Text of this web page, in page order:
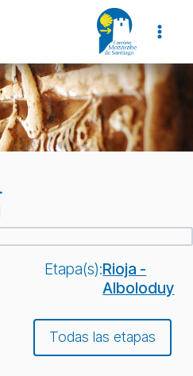
Etapa(s):Rioja -
Alboloduy
Todas las etapas